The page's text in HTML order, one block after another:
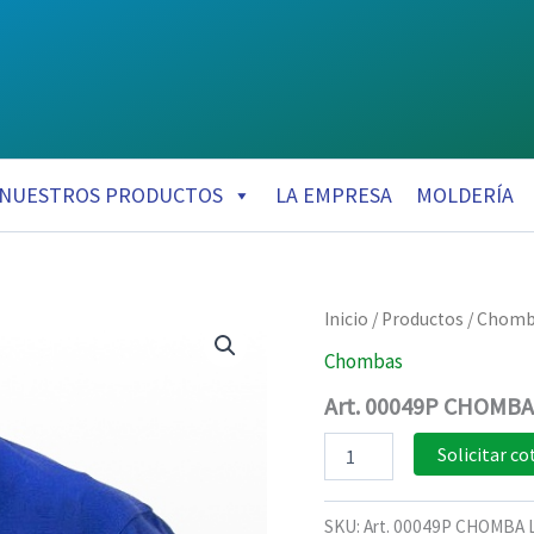
NUESTROS PRODUCTOS LA EMPRESA MOLDERÍA
Inicio / Productos /
Chombas
Art. 00049P
00049P
LLANKAY
Solicitar
SKU: Art. 00049P CHOMBA